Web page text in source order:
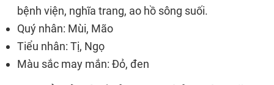
bệnh viện, nghĩa trang, ao hồ sông suối.
Quý nhân: Mùi, Mão
Tiểu nhân: Tị, Ngọ
Màu sắc may mắn: Đỏ, đen